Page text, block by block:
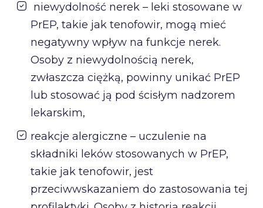
niewydolność nerek – leki stosowane w
PrEP, takie jak tenofowir, mogą mieć
negatywny wpływ na funkcje nerek.
Osoby z niewydolnością nerek,
zwłaszcza ciężką, powinny unikać PrEP
lub stosować ją pod ścisłym nadzorem
lekarskim,
reakcje alergiczne – uczulenie na
składniki leków stosowanych w PrEP,
takie jak tenofowir, jest
przeciwwskazaniem do zastosowania tej